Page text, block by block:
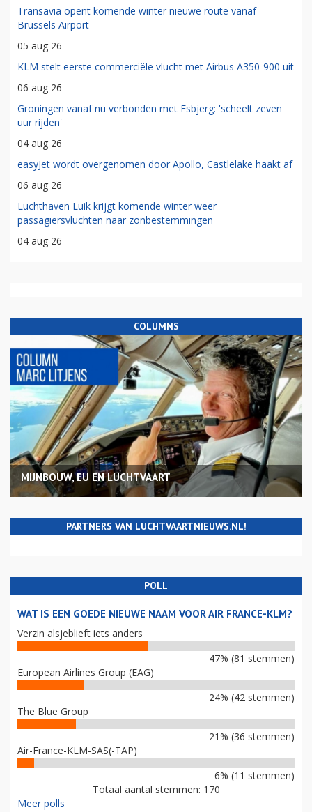
Transavia opent komende winter nieuwe route vanaf
Brussels Airport
05 aug 26
KLM stelt eerste commerciële vlucht met Airbus A350-900 uit
06 aug 26
Groningen vanaf nu verbonden met Esbjerg: 'scheelt zeven
uur rijden'
04 aug 26
easyJet wordt overgenomen door Apollo, Castlelake haakt af
06 aug 26
Luchthaven Luik krijgt komende winter weer
passagiersvluchten naar zonbestemmingen
04 aug 26
COLUMNS
MIJNBOUW, EU EN LUCHTVAART
PARTNERS VAN LUCHTVAARTNIEUWS.NL!
POLL
WAT IS EEN GOEDE NIEUWE NAAM VOOR AIR FRANCE-KLM?
Verzin alsjeblieft iets anders
47% (81 stemmen)
European Airlines Group (EAG)
24% (42 stemmen)
The Blue Group
21% (36 stemmen)
Air-France-KLM-SAS(-TAP)
6% (11 stemmen)
Totaal aantal stemmen: 170
Meer polls